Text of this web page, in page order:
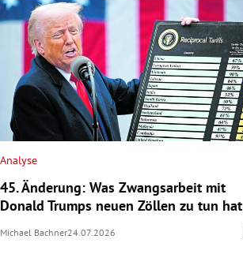
Analyse
45. Änderung: Was Zwangsarbeit mit
Donald Trumps neuen Zöllen zu tun hat
Michael Bachner24.07.2026